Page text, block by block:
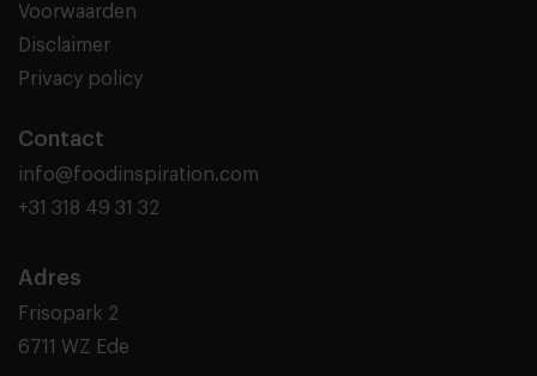
Voorwaarden
Disclaimer
Privacy policy
Contact
info@foodinspiration.com
+31 318 49 31 32
Adres
Frisopark 2
6711 WZ Ede